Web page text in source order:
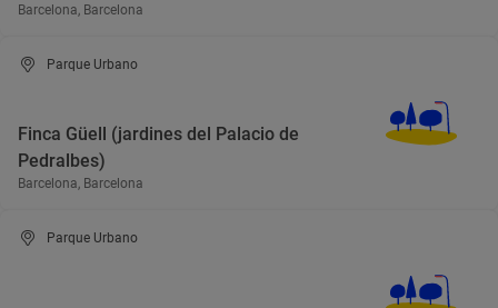
Barcelona, Barcelona
Parque Urbano
Finca Güell (jardines del Palacio de
Pedralbes)
Barcelona, Barcelona
Parque Urbano